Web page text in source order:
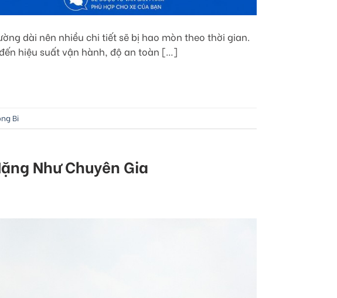
dài nên nhiều chi tiết sẽ bị hao mòn theo thời gian.
hiệu suất vận hành, độ an toàn […]
Bi
Như Chuyên Gia